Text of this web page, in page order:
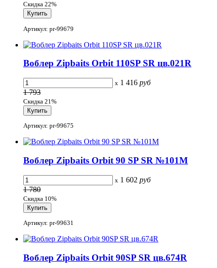
Скидка 22%
Артикул: pr-99679
Воблер Zipbaits Orbit 110SP SR цв.021R
x 1 416 руб
1 793
Скидка 21%
Артикул: pr-99675
Воблер Zipbaits Orbit 90 SP SR №101M
x 1 602 руб
1 780
Скидка 10%
Артикул: pr-99631
Воблер Zipbaits Orbit 90SP SR цв.674R